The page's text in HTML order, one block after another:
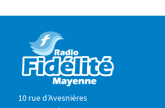
10 rue d’Avesnières